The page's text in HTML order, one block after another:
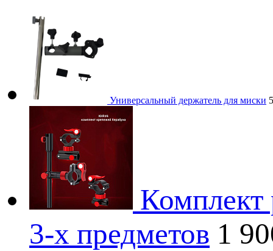
Универсальный держатель для миски
Комплект
3-х предметов 1